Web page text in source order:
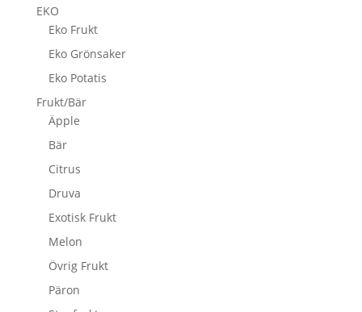
EKO
Eko Frukt
Eko Grönsaker
Eko Potatis
Frukt/Bär
Äpple
Bär
Citrus
Druva
Exotisk Frukt
Melon
Övrig Frukt
Päron